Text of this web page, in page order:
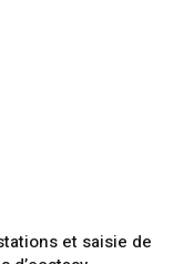
et saisie de